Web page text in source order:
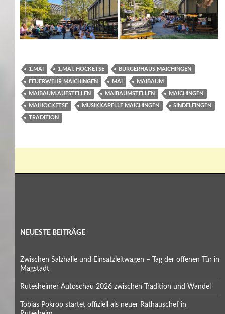
1.MAI 1.MAI. HOCKETSE BÜRGERHAUS MAICHINGEN
FEUERWEHR MAICHINGEN MAI MAIBAUM
MAIBAUM AUFSTELLEN MAIBAUMSTELLEN MAICHINGEN
MAIHOCKETSE MUSIKKAPELLE MAICHINGEN SINDELFINGEN
TRADITION
NEUESTE BEITRÄGE
Zwischen Salzhalle und Einsatzleitwagen – Tag der offenen Tür in
Magstadt
Rutesheimer Autoschau 2026 zwischen Tradition und Wandel
Tobias Pokrop startet offiziell als neuer Rathauschef in